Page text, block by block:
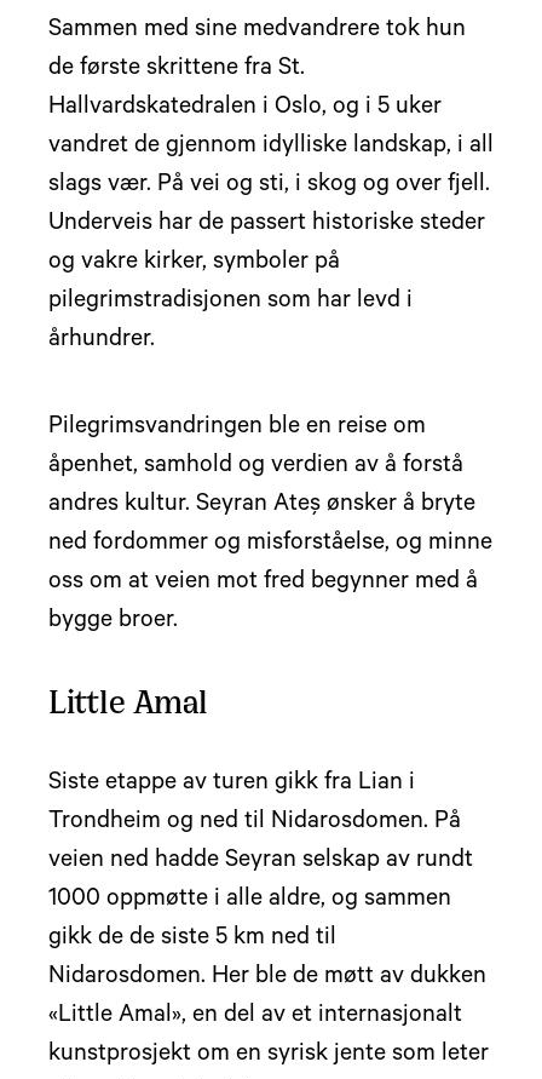
Sammen med sine medvandrere tok hun
de første skrittene fra St.
Hallvardskatedralen i Oslo, og i 5 uker
vandret de gjennom idylliske landskap, i all
slags vær. På vei og sti, i skog og over fjell.
Underveis har de passert historiske steder
og vakre kirker, symboler på
pilegrimstradisjonen som har levd i
århundrer.
Pilegrimsvandringen ble en reise om
åpenhet, samhold og verdien av å forstå
andres kultur. Seyran Ateş ønsker å bryte
ned fordommer og misforståelse, og minne
oss om at veien mot fred begynner med å
bygge broer.
Little Amal
Siste etappe av turen gikk fra Lian i
Trondheim og ned til Nidarosdomen. På
veien ned hadde Seyran selskap av rundt
1000 oppmøtte i alle aldre, og sammen
gikk de de siste 5 km ned til
Nidarosdomen. Her ble de møtt av dukken
«Little Amal», en del av et internasjonalt
kunstprosjekt om en syrisk jente som leter